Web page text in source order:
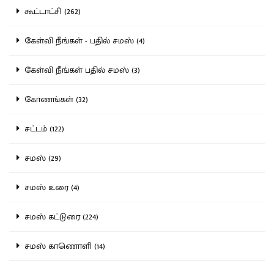
கூட்டாட்சி (262)
கேள்வி நீங்கள் - பதில் சமஸ் (4)
கேள்வி நீங்கள் பதில் சமஸ் (3)
கோணங்கள் (32)
சட்டம் (122)
சமஸ் (29)
சமஸ் உரை (4)
சமஸ் கட்டுரை (224)
சமஸ் காணொளி (14)